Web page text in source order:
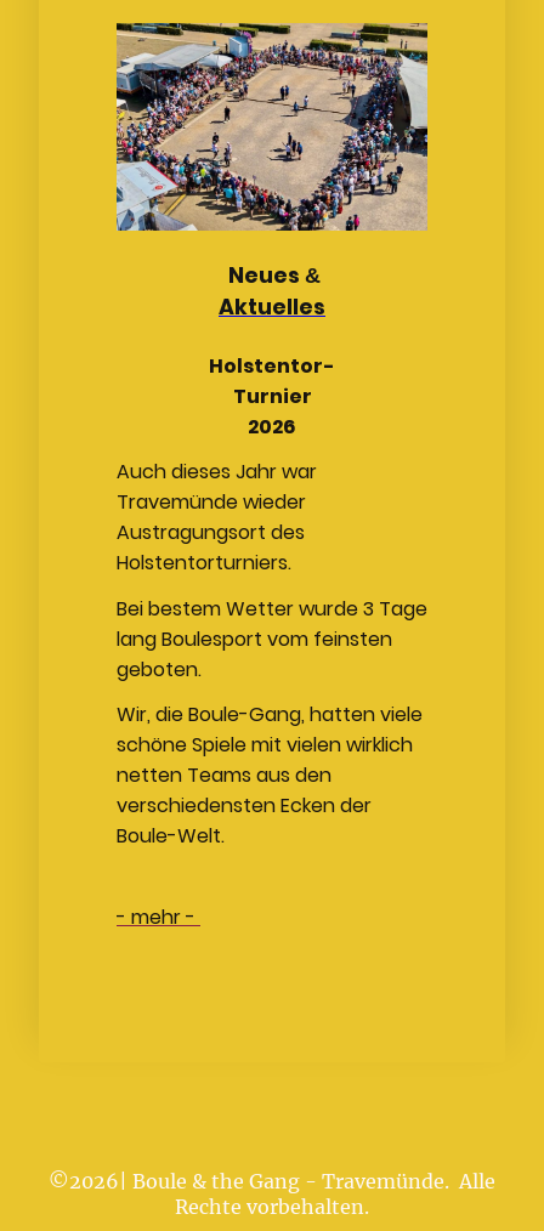
Neues &
Aktuelles
Holstentor-
Turnier
2026
Auch dieses Jahr war
Travemünde wieder
Austragungsort des
Holstentorturniers.
Bei bestem Wetter wurde 3 Tage
lang Boulesport vom feinsten
geboten.
Wir, die Boule-Gang, hatten viele
schöne Spiele mit vielen wirklich
netten Teams aus den
verschiedensten Ecken der
Boule-Welt.
- mehr -
©2026| Boule & the Gang - Travemünde. Alle
Rechte vorbehalten.